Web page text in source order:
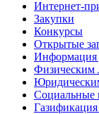
Интернет-
Закупки
Конкурсы
Открытые
Информация
Физическим
Социальные
Газификация